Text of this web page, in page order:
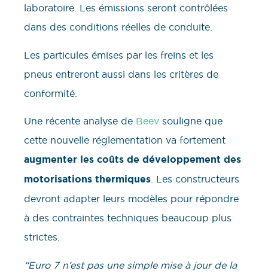
laboratoire. Les émissions seront contrôlées
dans des conditions réelles de conduite.
Les particules émises par les freins et les
pneus entreront aussi dans les critères de
conformité.
Une récente analyse de Beev souligne que
cette nouvelle réglementation va fortement
augmenter les coûts de développement des
motorisations thermiques. Les constructeurs
devront adapter leurs modèles pour répondre
à des contraintes techniques beaucoup plus
strictes.
“Euro 7 n’est pas une simple mise à jour de la